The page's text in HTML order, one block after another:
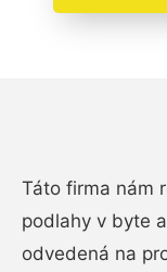
Táto firma nám
podlahy v byte
odvedená na